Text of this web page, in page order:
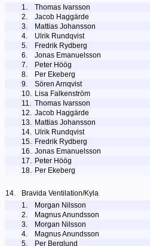
1.
Thomas Ivarsson
2.
Jacob Haggärde
3.
Mattias Johansson
4.
Ulrik Rundqvist
5.
Fredrik Rydberg
6.
Jonas Emanuelsson
7.
Peter Höög
8.
Per Ekeberg
9.
Sören Arnqvist
10. Lisa Falkenström
11. Thomas Ivarsson
12. Jacob Haggärde
13. Mattias Johansson
14. Ulrik Rundqvist
15. Fredrik Rydberg
16. Jonas Emanuelsson
17. Peter Höög
18. Per Ekeberg
14. Bravida Ventilation/Kyla
1.
Morgan Nilsson
2.
Magnus Anundsson
3.
Morgan Nilsson
4.
Magnus Anundsson
5.
Per Berglund